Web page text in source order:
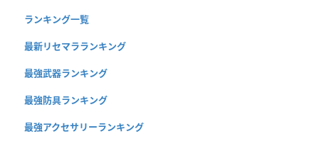
ランキング一覧
最新リセマラランキング
最強武器ランキング
最強防具ランキング
最強アクセサリーランキング